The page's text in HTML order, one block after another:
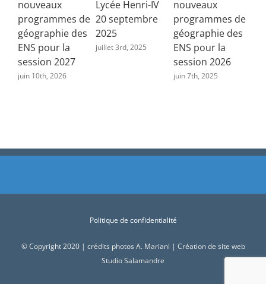
nouveaux
programmes de
géographie des
ENS pour la
session 2027
juin 10th, 2026
Lycée Henri-IV
20 septembre
2025
juillet 3rd, 2025
nouveaux
programmes de
géographie des
ENS pour la
session 2026
juin 7th, 2025
Politique de confidentialité
© Copyright 2020 | crédits photos A. Mariani | Création de site web
Studio Salamandre